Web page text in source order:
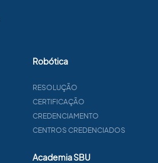
Robótica
RESOLUÇÃO
CERTIFICAÇÃO
CREDENCIAMENTO
CENTROS CREDENCIADOS
Academia SBU